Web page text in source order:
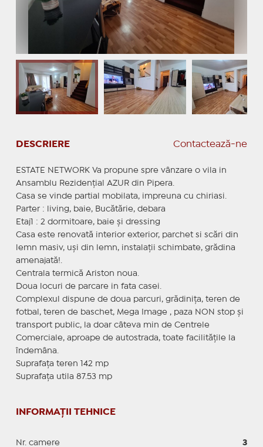
DESCRIERE Contactează-ne
ESTATE NETWORK Va propune spre vânzare o vila in
Ansamblu Rezidențial AZUR din Pipera.
Casa se vinde partial mobilata, impreuna cu chiriasi.
Parter : living, baie, Bucătărie, debara
Etaj1 : 2 dormitoare, baie și dressing
Casa este renovată interior exterior, parchet si scări din
lemn masiv, uși din lemn, instalații schimbate, grădina
amenajată!.
Centrala termică Ariston noua.
Doua locuri de parcare in fata casei.
Complexul dispune de doua parcuri, grădinița, teren de
fotbal, teren de baschet, Mega Image , paza NON stop și
transport public, la doar câteva min de Centrele
Comerciale, aproape de autostrada, toate facilitățile la
îndemâna.
Suprafața teren 142 mp
Suprafața utila 87.53 mp
INFORMAȚII TEHNICE
Nr. camere 3